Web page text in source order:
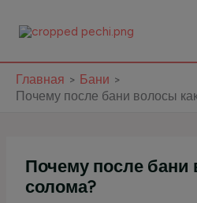
Главная
Бани
Почему после бани волосы
Почему после бани
солома?